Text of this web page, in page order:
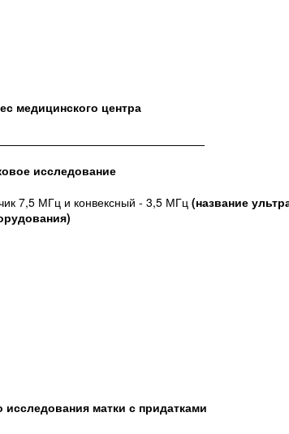
медицинского центра
исследование
7,5 МГц и конвексный - 3,5 МГц (название
исследования матки с придатками